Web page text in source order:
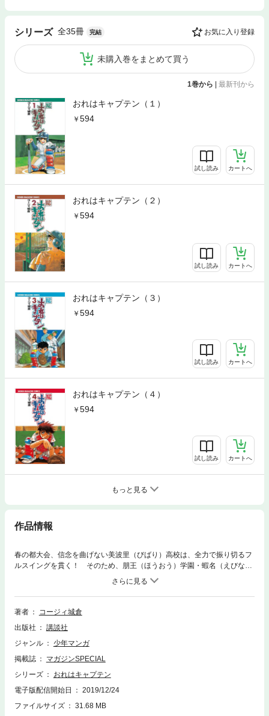
シリーズ 全35冊 完結 お気に入り登録
未購入巻をまとめて買う
1巻から | 最新刊から
おれはキャプテン（１）
594
試し読み カートへ
おれはキャプテン（２）
594
試し読み カートへ
おれはキャプテン（３）
594
試し読み カートへ
おれはキャプテン（４）
594
試し読み カートへ
もっと見る
作品情報
春の都大会、信念を曲げない美波里（びばり）高校は、全力で振り切るフ
ルスイングを貫く！ そのため、朋王（ほうおう）学園・蝦名（えびな）
の奪三振記録はどんどん更新！！ この試合の決着は！？ そして、早逝
のエース・田中沙流（たなか・さりゅう）と大洲父娘の悲しい過去と
は……。さらに、朋王学園では、ゴールデンウィークの合宿もスター
ト！！
著者
コージィ城倉
出版社
講談社
ジャンル
少年マンガ
掲載誌
マガジンSPECIAL
シリーズ
おれはキャプテン
電子版配信開始日
2019/12/24
ファイルサイズ
31.68 MB